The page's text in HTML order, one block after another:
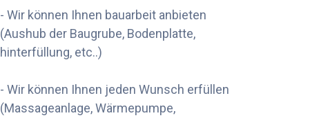
- Wir können Ihnen bauarbeit anbieten
(Aushub der Baugrube, Bodenplatte,
hinterfüllung, etc..)
- Wir können Ihnen jeden Wunsch erfüllen
(Massageanlage, Wärmepumpe,